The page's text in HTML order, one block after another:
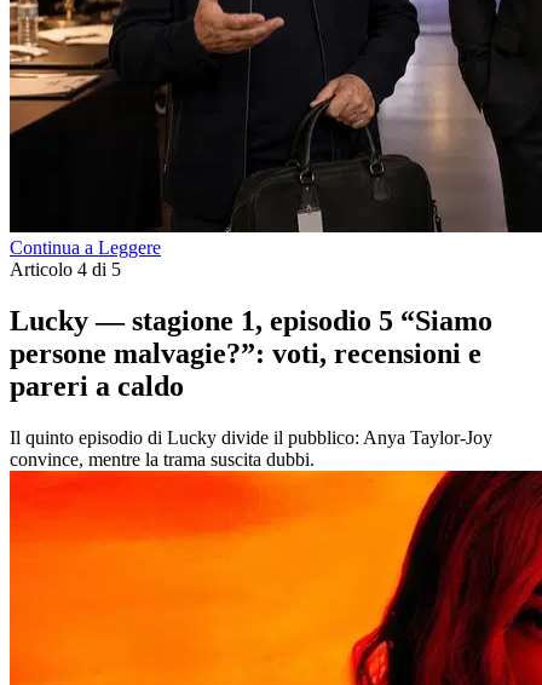
Continua a Leggere
Articolo 4 di 5
Lucky — stagione 1, episodio 5 “Siamo
persone malvagie?”: voti, recensioni e
pareri a caldo
Il quinto episodio di Lucky divide il pubblico: Anya Taylor-Joy
convince, mentre la trama suscita dubbi.